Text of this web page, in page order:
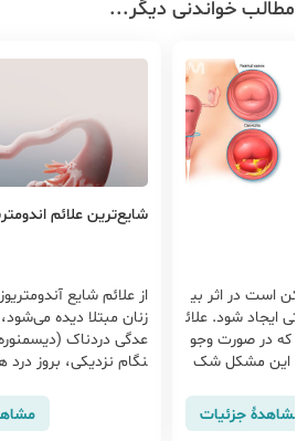
مطالب خواندنی دیگر...
که در بیشتر
می‌شود، می‌توان به قا
بروز درد ه
درد همراه با حرکا
مشاهدهٔ جزئیات
کیست تخمدان
کیست تخمدان کیسه
بافت دیگری است که
وی آن تشکیل می
ت های تخمدان
ی روند. اغلب کیست
ت عملکردی تخمدان